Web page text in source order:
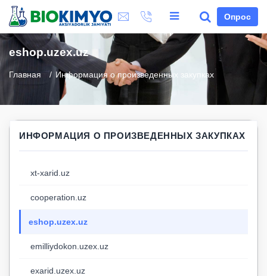
Опрос
eshop.uzex.uz
Главная Информация о произведенных закупках
ИНФОРМАЦИЯ О ПРОИЗВЕДЕННЫХ ЗАКУПКАХ
xt-xarid.uz
cooperation.uz
eshop.uzex.uz
emilliydokon.uzex.uz
exarid.uzex.uz